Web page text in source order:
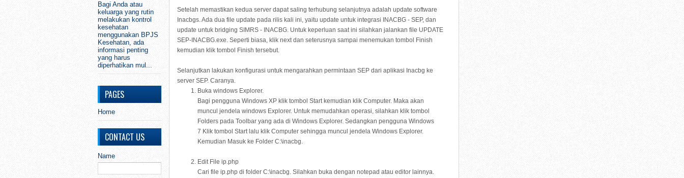
Bagi Anda atau
keluarga yang rutin
melakukan kontrol
kesehatan
menggunakan BPJS
Kesehatan, ada
informasi penting
yang harus
diperhatikan mul...
PAGES
Home
CONTACT US
Name
Setelah memastikan kedua server dapat saling terhubung selanjutnya adalah update software
Inacbgs. Ada dua file update pada rilis kali ini, yaitu update untuk integrasi INACBG - SEP, dan
update untuk bridging SIMRS - INACBG. Untuk keperluan saat ini silahkan jalankan file UPDATE
SEP-INACBG.exe. Seperti biasa, klik next dan seterusnya sampai menemukan tombol Finish
kemudian klik tombol Finish tersebut.
Selanjutkan lakukan konfigurasi untuk mengarahkan permintaan SEP dari aplikasi Inacbg ke
server SEP. Caranya.
Buka windows Explorer.
Bagi pengguna Windows XP klik tombol Start kemudian klik Computer. Maka akan
muncul jendela windows Explorer. Untuk memudahkan operasi, silahkan klik tombol
Folders pada Toolbar yang ada di Windows Explorer. Sedangkan pengguna Windows
7 Klik tombol Start lalu klik Computer sehingga muncul jendela Windows Explorer.
Kemudian Masuk ke Folder C:\inacbg.
Edit File ip.php
Cari file ip.php di folder C:\inacbg. Silahkan buka dengan notepad atau editor lainnya.